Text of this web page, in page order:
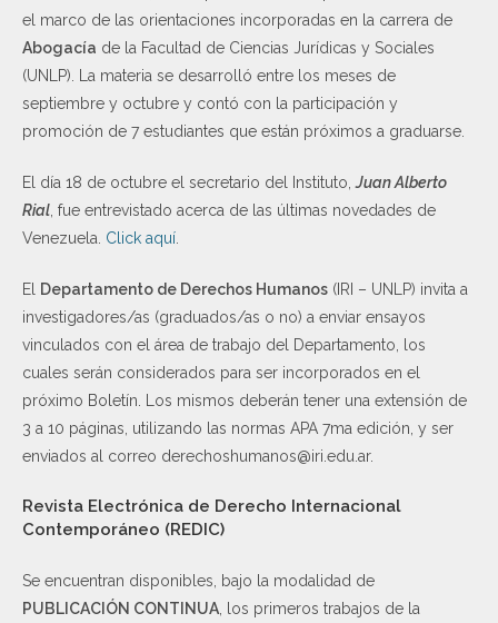
el marco de las orientaciones incorporadas en la carrera de
Abogacía de la Facultad de Ciencias Jurídicas y Sociales
(UNLP). La materia se desarrolló entre los meses de
septiembre y octubre y contó con la participación y
promoción de 7 estudiantes que están próximos a graduarse.
El día 18 de octubre el secretario del Instituto,Juan Alberto
Rial , fue entrevistado acerca de las últimas novedades de
Venezuela. Click aquí
El Departamento de Derechos Humanos (IRI – UNLP) invita a
investigadores/as (graduados/as o no) a enviar ensayos
vinculados con el área de trabajo del Departamento, los
cuales serán considerados para ser incorporados en el
próximo Boletín. Los mismos deberán tener una extensión de
3 a 10 páginas, utilizando las normas APA 7ma edición, y ser
enviados al correo derechoshumanos@iri.edu.ar.
Revista Electrónica de Derecho Internacional
Contemporáneo (REDIC)
Se encuentran disponibles, bajo la modalidad de
PUBLICACIÓN CONTINUA , los primeros trabajos de la